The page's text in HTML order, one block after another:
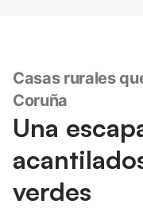
Casas rurales
Coruña
Una
verdes